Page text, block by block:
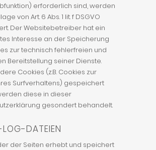
erforderlich sind, werden
von Art. 6 Abs. 1 lit. f DSGVO
Der Websitebetreiber hat ein
Interesse an der Speicherung
zur technisch fehlerfreien und
Bereitstellung seiner Dienste.
Cookies (z.B. Cookies zur
Surfverhaltens) gespeichert
diese in dieser
gesondert behandelt.
LOG-DATEIEN
der Seiten erhebt und speichert